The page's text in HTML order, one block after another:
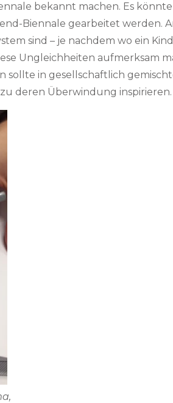
bekannt machen. Es
Biennale gearbeitet werden.
sind – je nachdem wo ein
Ungleichheiten aufmerksam
sollte in gesellschaftlich
deren Überwindung inspirieren.